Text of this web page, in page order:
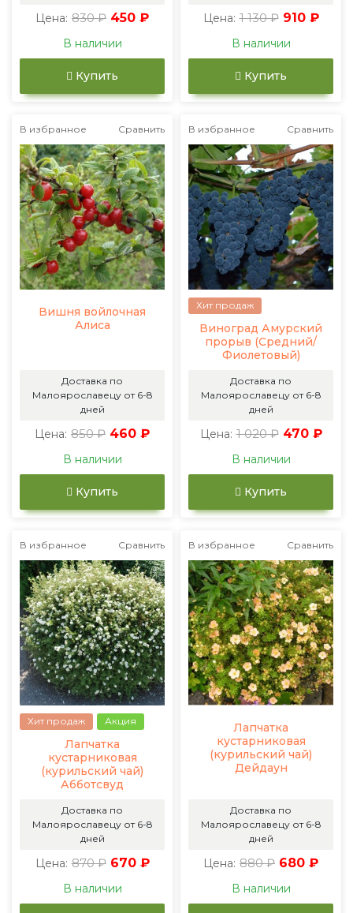
Цена: 830 ₽ 450 ₽
В наличии
Купить
Цена: 1 130 ₽ 910 ₽
В наличии
Купить
В избранное Сравнить
Вишня войлочная
Алиса
Доставка по
Малоярославецу от 6-8
дней
Цена: 850 ₽ 460 ₽
В наличии
Купить
В избранное Сравнить
Хит продаж
Виноград Амурский
прорыв (Средний/
Фиолетовый)
Доставка по
Малоярославецу от 6-8
дней
Цена: 1 020 ₽ 470 ₽
В наличии
Купить
В избранное Сравнить
Хит продаж Акция
Лапчатка
кустарниковая
(курильский чай)
Абботсвуд
Доставка по
Малоярославецу от 6-8
дней
Цена: 870 ₽ 670 ₽
В наличии
В избранное Сравнить
Лапчатка
кустарниковая
(курильский чай)
Дейдаун
Доставка по
Малоярославецу от 6-8
дней
Цена: 880 ₽ 680 ₽
В наличии